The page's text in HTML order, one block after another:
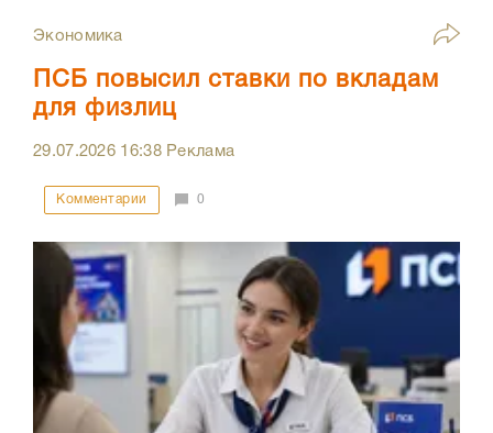
Экономика
ПСБ повысил ставки по вкладам
для физлиц
29.07.2026 16:38Реклама
Комментарии 0